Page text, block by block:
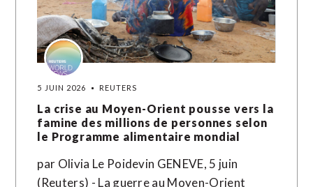
5 JUIN 2026 REUTERS
La crise au Moyen-Orient pousse vers la
famine des millions de personnes selon
le Programme alimentaire mondial
par Olivia Le Poidevin GENEVE, 5 juin
(Reuters) - La guerre au Moyen-Orient